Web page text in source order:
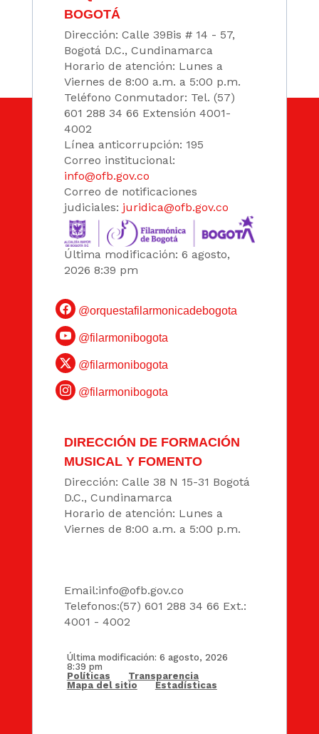
BOGOTÁ
Dirección: Calle 39Bis # 14 - 57,
Bogotá D.C., Cundinamarca
Horario de atención: Lunes a
Viernes de 8:00 a.m. a 5:00 p.m.
Teléfono Conmutador: Tel. (57)
601 288 34 66 Extensión 4001-
4002
Línea anticorrupción: 195
Correo institucional:
info@ofb.gov.co
Correo de notificaciones
judiciales: juridica@ofb.gov.co
Última modificación: 6 agosto,
2026 8:39 pm
@orquestafilarmonicadebogota
@filarmonibogota
@filarmonibogota
@filarmonibogota
DIRECCIÓN DE FORMACIÓN
MUSICAL Y FOMENTO
Dirección: Calle 38 N 15-31 Bogotá
D.C., Cundinamarca
Horario de atención: Lunes a
Viernes de 8:00 a.m. a 5:00 p.m.
Email:info@ofb.gov.co
Telefonos:(57) 601 288 34 66 Ext.:
4001 - 4002
Última modificación: 6 agosto, 2026
8:39 pm
Políticas
Transparencia
Mapa del sitio
Estadísticas